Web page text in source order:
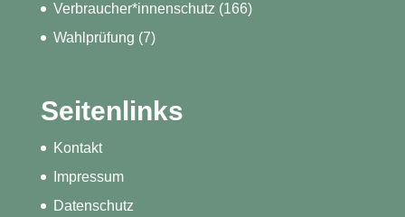
Verbraucher*innenschutz (166)
Wahlprüfung (7)
Seitenlinks
Kontakt
Impressum
Datenschutz